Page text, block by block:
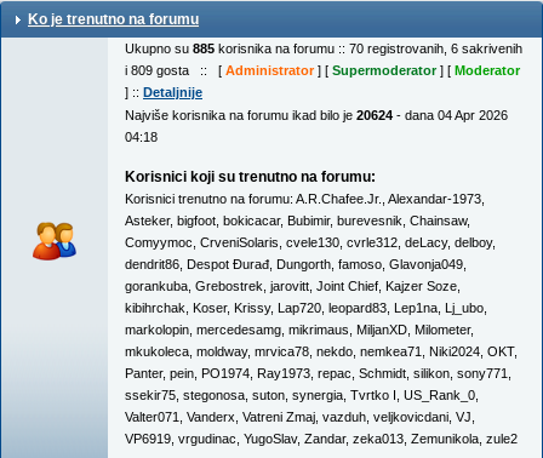
Ko je trenutno na forumu
Ukupno su 885 korisnika na forumu :: 70 registrovanih, 6 sakrivenih
i 809 gosta :: [ Administrator] [ Supermoderator] [ Moderator
] :: Detaljnije
Najviše korisnika na forumu ikad bilo je 20624 - dana 04 Apr 2026
04:18
Korisnici koji su trenutno na forumu:
Korisnici trenutno na forumu: A.R.Chafee.Jr. Alexandar-1973
Asteker, bigfoot bokicacar, Bubimir, burevesnik Chainsaw,
Comyymoc CrveniSolaris cvele130 cvrle312 deLacy, delboy,
dendrit86 Despot Đurađ Dungorth famoso Glavonja049
gorankuba Grebostrek jarovitt Joint Chief Kajzer Soze
kibihrchak Koser, Krissy, Lap720 leopard83 Lep1na Lj_ubo
markolopin mercedesamg mikrimaus MiljanXD Milometer,
mkukoleca moldway, mrvica78 nekdo nemkea71 Niki2024 OKT,
Panter, pein PO1974 Ray1973 repac Schmidt silikon sony771
ssekir75 stegonosa suton synergia Tvrtko I US_Rank_0
Valter071
Vanderx Vatreni Zmaj vazduh veljkovicdani VJ
VP6919 vrgudinac YugoSlav, Zandar, zeka013 Zemunikola zule2